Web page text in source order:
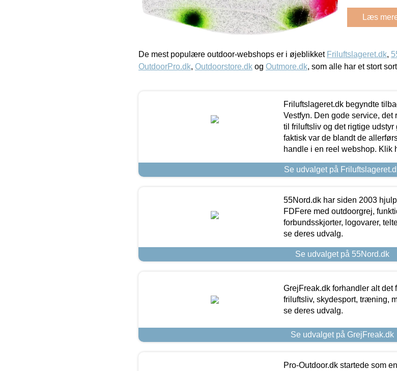
Læs
De mest populære outdoor-webshops er i øjeblikket Friluftslageret.dk,
OutdoorPro.dk, Outdoorstore.dk og Outmore.dk, som alle har et stort
Friluftslageret.dk begyndte
Vestfyn. Den gode service,
til friluftsliv og det rigtige
faktisk var de blandt de
handle i en reel webshop. Klik
Se udvalget på
55Nord.dk har siden 2003
FDFere med outdoorgrej,
forbundsskjorter, logovarer,
se deres udvalg.
Se udvalget på 55Nord.dk
GrejFreak.dk forhandler alt det
friluftsliv, skydesport, træning,
se deres udvalg.
Se udvalget på GrejFreak.dk
Pro-Outdoor.dk startede som